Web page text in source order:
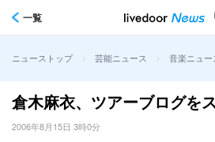
一覧
ニューストップ > 芸能ニュース > 音楽ニュー
倉木麻衣、ツアーブログを
2006年8月15日 3時0分